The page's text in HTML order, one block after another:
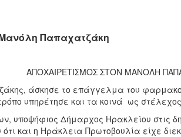
Παπαχατζάκη
ΑΠΟΧΑΙΡΕΤΙΣΜΟΣ ΣΤΟΝ ΜΑΝΟΛΗ
άσκησε το επάγγελμα του
υπηρέτησε και τα κοινά ως
Δήμαρχος Ηρακλείου στις
και η Ηράκλεια Πρωτοβουλία είχε